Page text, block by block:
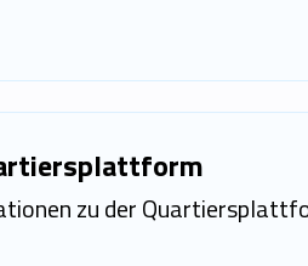
zu der